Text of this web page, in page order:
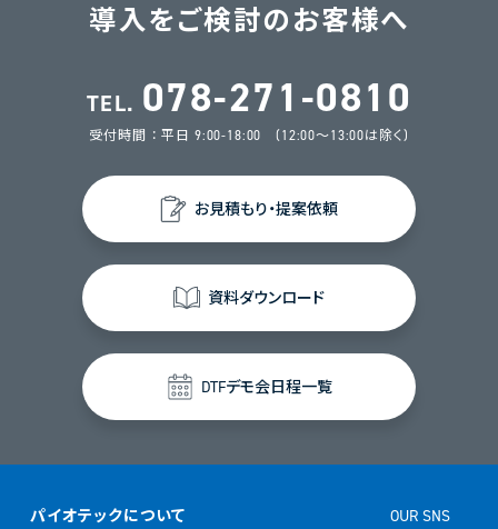
導入をご検討のお客様へ
TEL. 078-271-0810
受付時間 ： 平日 9:00-18:00 (12:00～13:00は除く)
お見積もり・提案依頼
資料ダウンロード
DTFデモ会日程一覧
パイオテックについて OUR SNS